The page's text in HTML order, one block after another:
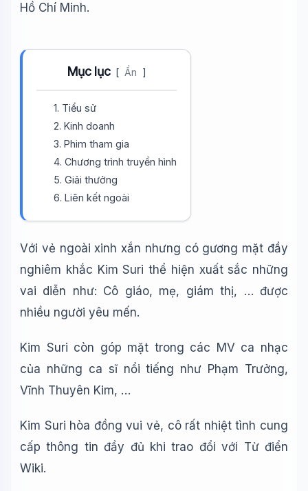
Hồ Chí Minh.
Mục lục [ Ẩn ]
1. Tiểu sử
2. Kinh doanh
3. Phim tham gia
4. Chương trình truyền hình
5. Giải thưởng
6. Liên kết ngoài
Với vẻ ngoài xinh xắn nhưng có gương mặt đầy
nghiêm khắc Kim Suri thể hiện xuất sắc những
vai diễn như: Cô giáo, mẹ, giám thị, … được
nhiều người yêu mến.
Kim Suri còn góp mặt trong các MV ca nhạc
của những ca sĩ nổi tiếng như Phạm Trưởng,
Vĩnh Thuyên Kim, …
Kim Suri hòa đồng vui vẻ, cô rất nhiệt tình cung
cấp thông tin đầy đủ khi trao đổi với Từ điển
Wiki.
🤖Wiki Trợ Lý
Sẵn sàng hỗ trợ
🎓